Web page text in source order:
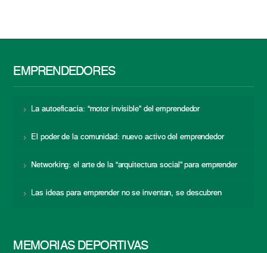
EMPRENDEDORES
La autoeficacia: “motor invisible” del emprendedor
El poder de la comunidad: nuevo activo del emprendedor
Networking: el arte de la “arquitectura social” para emprender
Las ideas para emprender no se inventan, se descubren
MEMORIAS DEPORTIVAS